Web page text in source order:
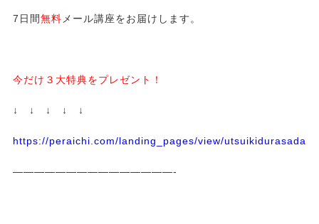
7日間無料 メール講座をお届けします。
今だけ３大特典をプレゼント！
↓ ↓ ↓ ↓ ↓
https://peraichi.com/landing_pages/view/
———————————————-